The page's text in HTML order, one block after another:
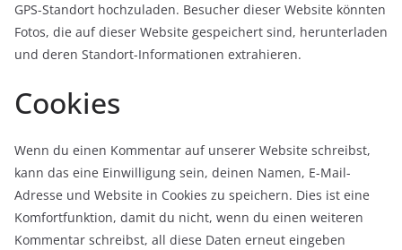
GPS-Standort hochzuladen. Besucher dieser Website könnten
Fotos, die auf dieser Website gespeichert sind, herunterladen
und deren Standort-Informationen extrahieren.
Cookies
Wenn du einen Kommentar auf unserer Website schreibst,
kann das eine Einwilligung sein, deinen Namen, E-Mail-
Adresse und Website in Cookies zu speichern. Dies ist eine
Komfortfunktion, damit du nicht, wenn du einen weiteren
Kommentar schreibst, all diese Daten erneut eingeben